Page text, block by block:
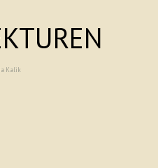
Kalik